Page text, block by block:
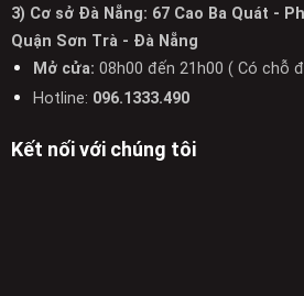
3) Cơ sở Đà Nẵng: 67 Cao Ba Quát -
Quận Sơn Trà - Đà Nẵng
Mở cửa: 08h00 đến 21h00 ( Có chỗ
Hotline: 096.1333.490
Kết nối với chúng tôi